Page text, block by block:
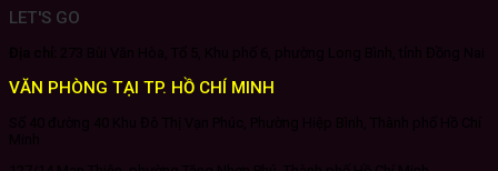
LET'S GO
VĂN PHÒNG TẠI TP. HỒ CHÍ MINH